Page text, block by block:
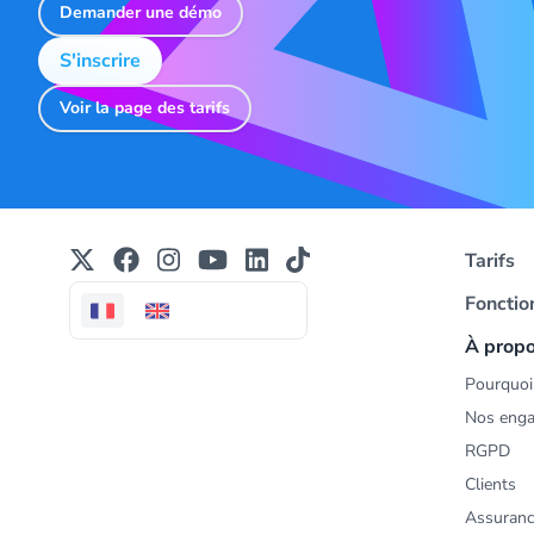
Demander une démo
S'inscrire
Voir la page des tarifs
Tarifs
À
Nos
RGPD
Clients